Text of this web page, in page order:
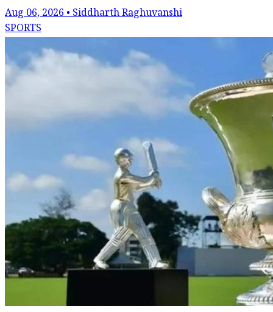
Aug 06, 2026 • Siddharth Raghuvanshi
SPORTS